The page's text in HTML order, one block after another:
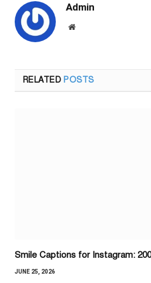
Admin
Website
RELATED POSTS
Smile Captions for Instagram:
JUNE 25, 2026